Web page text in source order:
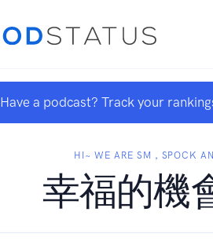
Have a podcast? Track your
HI~ WE ARE SM，SPOCK
幸福的機